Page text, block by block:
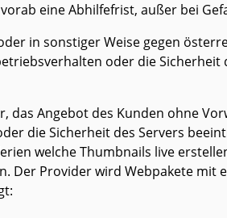
eine Abhilfefrist, außer bei
in sonstiger Weise gegen
oder die
das Angebot des Kunden ohne
die Sicherheit des Servers
welche Thumbnails live
Der Provider wird Webpakete